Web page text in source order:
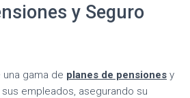
y Seguro
gama de planes de pensiones y
empleados, asegurando su